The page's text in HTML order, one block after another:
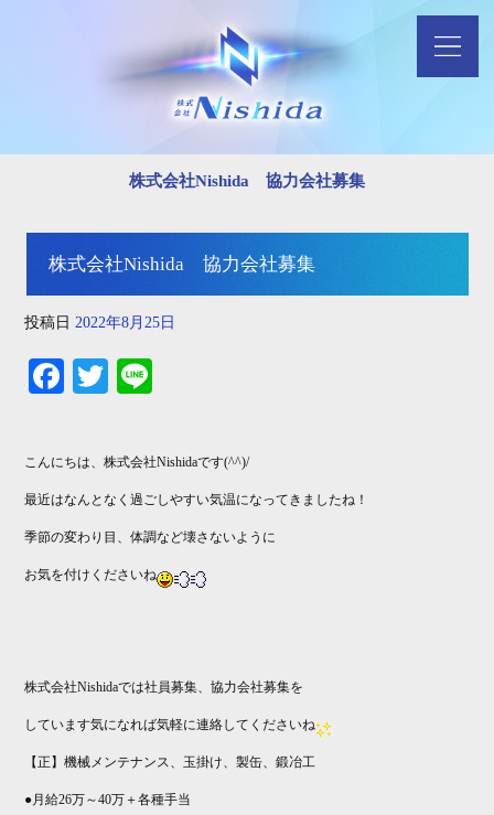
株式会社Nishida 協力会社募集
株式会社Nishida 協力会社募集
投稿日 2022年8月25日
Fa
bo
ok
T
tte
r
こんにちは、株式会社Nishidaです(^^)/
最近はなんとなく過ごしやすい気温になってきましたね！
季節の変わり目、体調など壊さないように
お気を付けくださいね
株式会社Nishidaでは社員募集、協力会社募集を
しています気になれば気軽に連絡してくださいね
【正】機械メンテナンス、玉掛け、製缶、鍛冶工
●月給26万～40万＋各種手当